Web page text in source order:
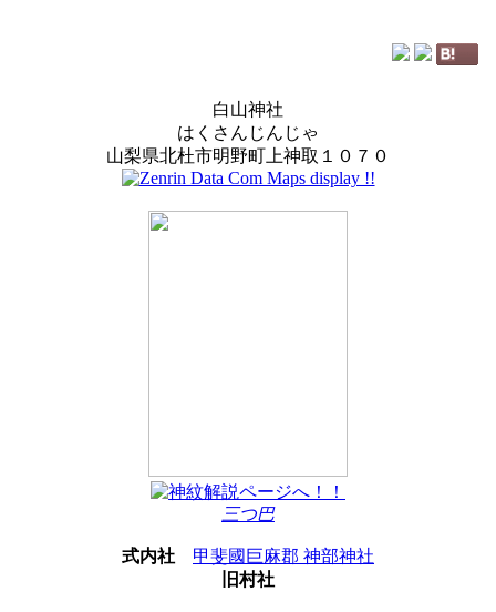
白山神社
はくさんじんじゃ
山梨県北杜市明野町上神取１０７０
三つ巴
式内社
甲斐國巨麻郡 神部神社
旧村社